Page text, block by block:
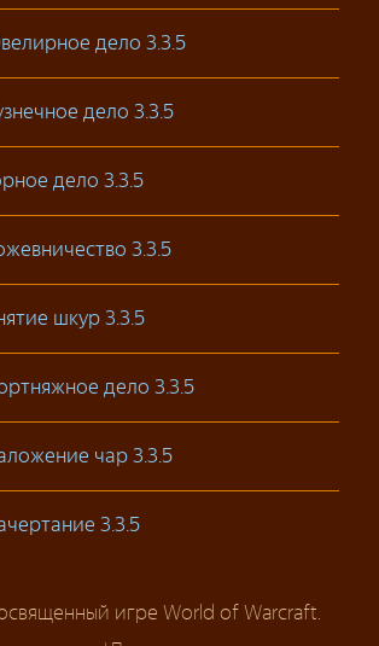
дело 3.3.5
дело 3.3.5
дело 3.3.5
3.3.5
шкур 3.3.5
дело 3.3.5
чар 3.3.5
3.3.5
игре World of Warcraft.